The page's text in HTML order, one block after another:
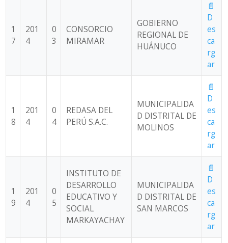
1
7
201
4
0
3
CONSORCIO
MIRAMAR
GOBIERNO
REGIONAL DE
HUÁNUCO
📄
D
es
ca
rg
ar
1
8
201
4
0
4
REDASA DEL
PERÚ S.A.C.
MUNICIPALIDA
D DISTRITAL DE
MOLINOS
📄
D
es
ca
rg
ar
1
9
201
4
0
5
INSTITUTO DE
DESARROLLO
EDUCATIVO Y
SOCIAL
MARKAYACHAY
MUNICIPALIDA
D DISTRITAL DE
SAN MARCOS
📄
D
es
ca
rg
ar